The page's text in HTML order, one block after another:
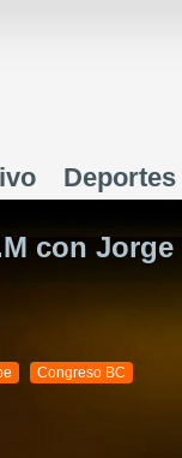
Deportes
con
Congreso BC